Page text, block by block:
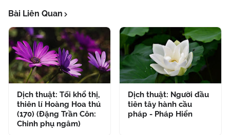
Bài Liên Quan
Dịch thuật: Tối khổ thị,
thiên lí Hoàng Hoa thú
(170) (Đặng Trần Côn:
Chinh phụ ngâm)
Dịch thuật: Người đầu
tiên tây hành cầu
pháp - Pháp Hiển